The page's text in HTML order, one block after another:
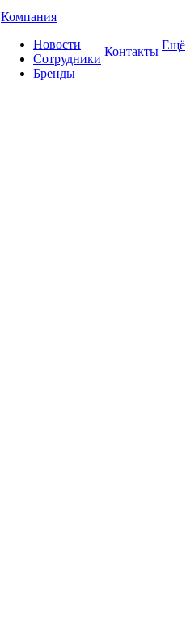
Компания
Новости
Сотрудники
Бренды
Контакты Ещё